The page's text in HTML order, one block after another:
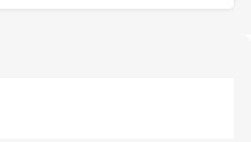
風情を楽しめる外せないスポット